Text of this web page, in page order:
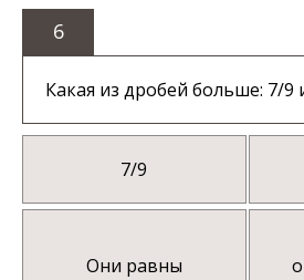
6
Какая из дробей больше: 7/9
7/9
Они равны